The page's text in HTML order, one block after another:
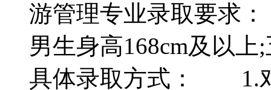
游管理专业录取要求
男生身高168cm及以
具体录取方式： 1.